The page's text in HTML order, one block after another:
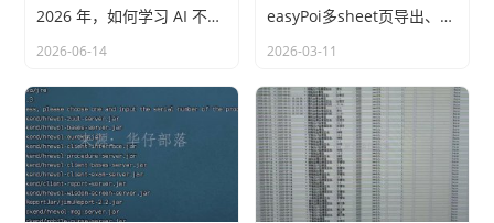
案例一 简单登陆界面 ............. 52
实现步骤 .. 52
案例二 Tab页签控件 ............. 56
秘笈篇 .............. 57
2026 年，如何学习 AI 不落后
2026-06-14
easyPoi多sheet页导出、自定义动态列(ExcelExportEntity)
2026-03-11